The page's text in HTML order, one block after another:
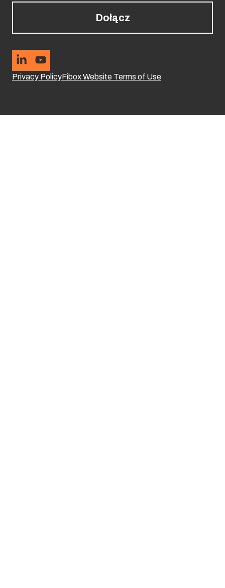
Dołącz
Privacy PolicyFibox Website Terms of Use